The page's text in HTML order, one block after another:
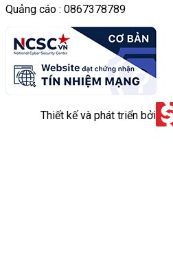
Quảng cáo : 0867378789
Thiết kế và phát triển bởi